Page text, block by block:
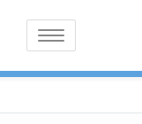
Slå
på/av
navigering